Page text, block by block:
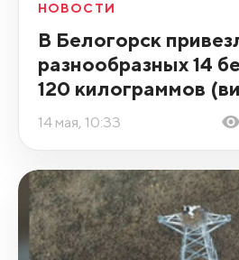
НОВОСТИ
В Белогорск
разнообразных 14
120 килограммов
14 мая, 10:33